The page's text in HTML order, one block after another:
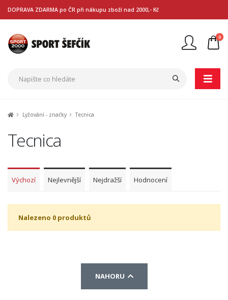
DOPRAVA ZDARMA po ČR při nákupu zboží nad 2000,- Kč
0
Lyžování - značky Tecnica
Tecnica
Výchozí Nejlevnější Nejdražší Hodnocení
Nalezeno 0 produktů
NAHORU